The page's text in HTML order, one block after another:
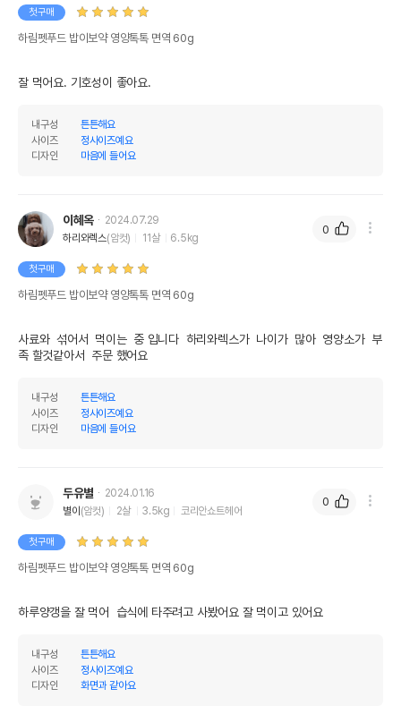
첫구매
하림펫푸드 밥이보약 영양톡톡 면역 60g
잘 먹어요. 기호성이 좋아요.
내구성
튼튼해요
사이즈
정사이즈예요
디자인
마음에 들어요
이혜옥
2024.07.29
하리와렉스(암컷) 11살 6.5kg
첫구매
하림펫푸드 밥이보약 영양톡톡 면역 60g
사료와  섞어서  먹이는  중 입니다  하리와렉스가  나이가  많아  영양소가  부
족 할것같아서  주문 했어요
내구성
튼튼해요
사이즈
정사이즈예요
디자인
마음에 들어요
0
두유별
2024.01.16
별이 (암컷) 2살 3.5kg 코리안쇼트헤어
첫구매
하림펫푸드 밥이보약 영양톡톡 면역 60g
하루양갱을 잘 먹어  습식에 타주려고 사봤어요 잘 먹이고 있어요
내구성
튼튼해요
사이즈
정사이즈예요
디자인
화면과 같아요
0